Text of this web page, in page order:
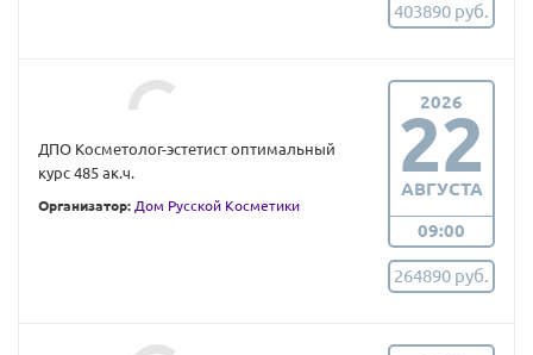
403890 руб.
ДПО Косметолог-эстетист оптимальный
курс 485 ак.ч.
Организатор: Дом Русской Косметики
2026
22
АВГУСТА
09:00
264890 руб.